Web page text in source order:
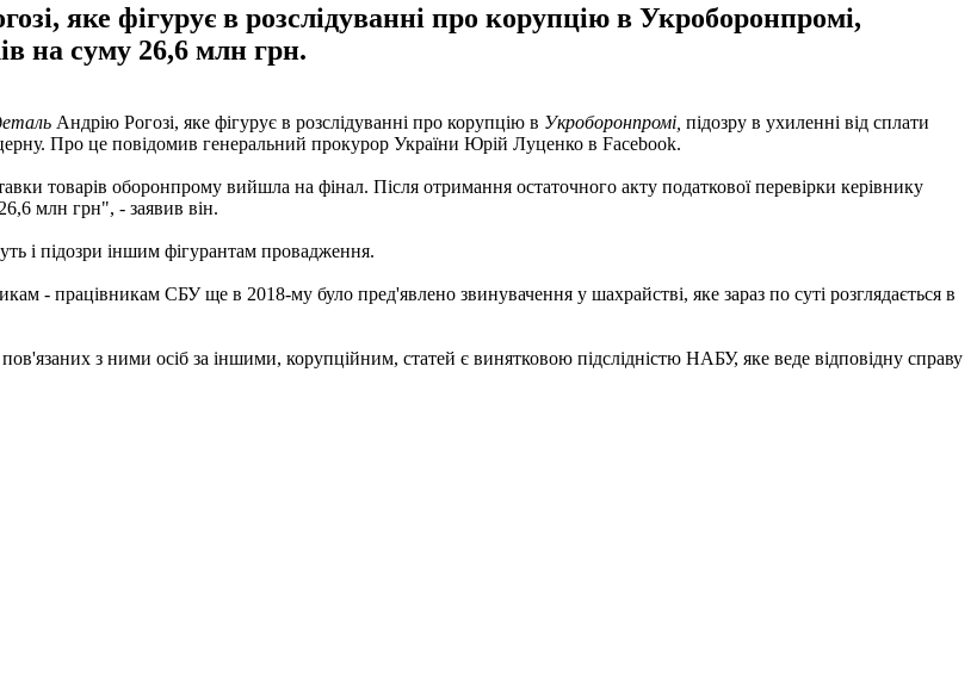
яке фігурує в розслідуванні про корупцію в Укроборонпромі,
на суму 26,6 млн грн.
Андрію Рогозі, яке фігурує в розслідуванні про корупцію в Укроборонпромі, підозру в ухиленні від сплати
Про це повідомив генеральний прокурор України Юрій Луценко в Facebook.
товарів оборонпрому вийшла на фінал. Після отримання остаточного акту податкової перевірки керівнику
млн грн", - заявив він.
і підозри іншим фігурантам провадження.
- працівникам СБУ ще в 2018-му було пред'явлено звинувачення у шахрайстві, яке зараз по суті розглядається в
з ними осіб за іншими, корупційним, статей є винятковою підслідністю НАБУ, яке веде відповідну справу